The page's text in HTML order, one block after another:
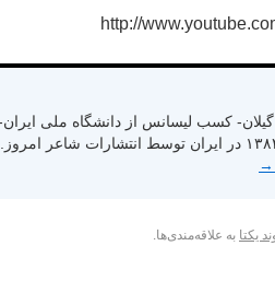
http://
→
یکتا به علاقه‌مندی‌ها.